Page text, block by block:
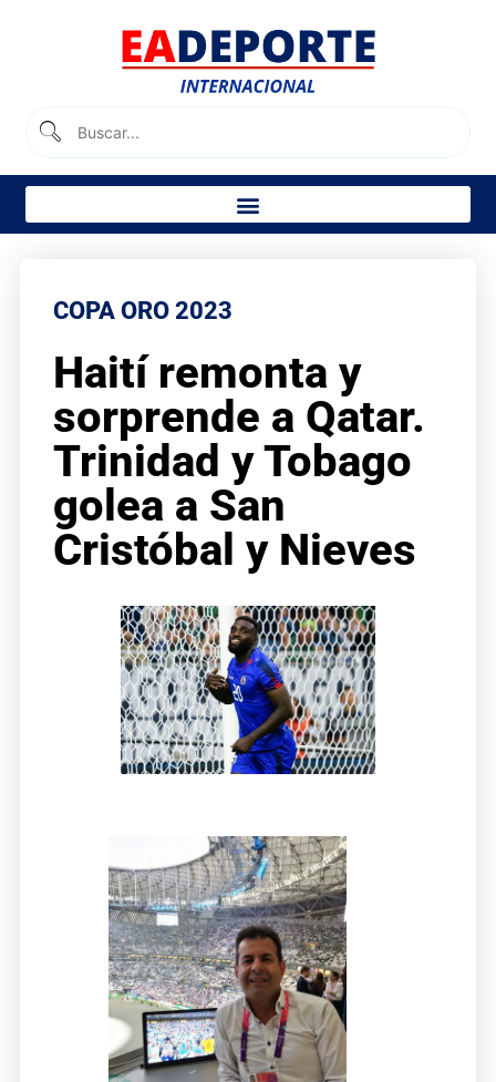
COPA ORO 2023
Haití remonta y
sorprende a Qatar.
Trinidad y Tobago
golea a San
Cristóbal y Nieves